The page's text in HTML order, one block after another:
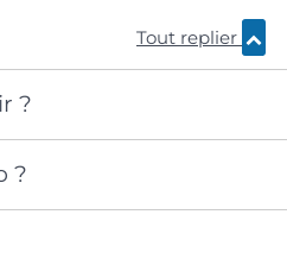
Tout replier
?
?